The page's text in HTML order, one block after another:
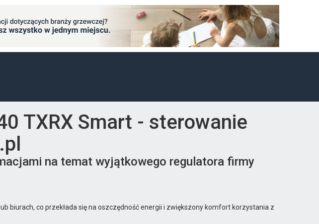
TXRX Smart - sterowanie
na temat wyjątkowego regulatora firmy
biurach, co przekłada się na oszczędność energii i zwiększony komfort korzystania z